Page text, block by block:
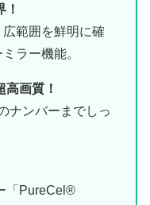
範囲を鮮明に確
ラー機能。
高画質！
ナンバーまでしっ
「PureCel®